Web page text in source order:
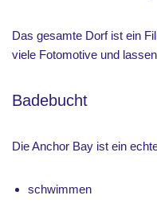
Das gesamte Dorf ist ein
viele Fotomotive und
Badebucht
Die Anchor Bay ist ein
schwimmen